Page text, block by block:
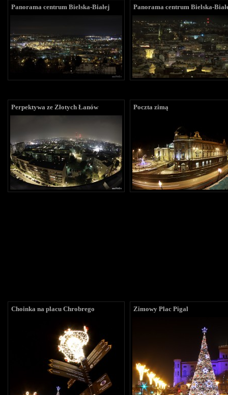
Panorama centrum Bielska-Białej Panorama centrum Bielska-
Perpektywa ze Złotych Łanów Poczta zimą
Choinka na placu Chrobrego Zimowy Plac Pigal